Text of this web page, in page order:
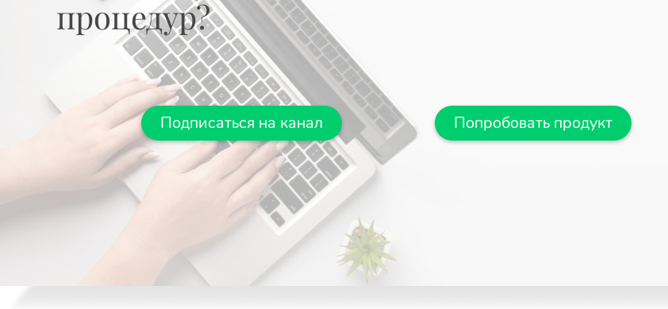
процедур?
Подписаться на канал Попробовать продукт